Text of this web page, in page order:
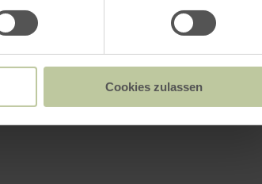
Cookies zulassen